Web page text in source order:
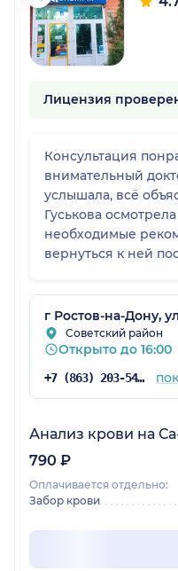
Лицензия
Консультация
внимательный
услышала, всё
Гуськова
необходимые
вернуться к ней
г Ростов-на-Дону,
Советский район
Открыто до 16:00
+7 (863) 203-54-50
Анализ крови на
790 ₽
Оплачивается отдельно:
Забор крови